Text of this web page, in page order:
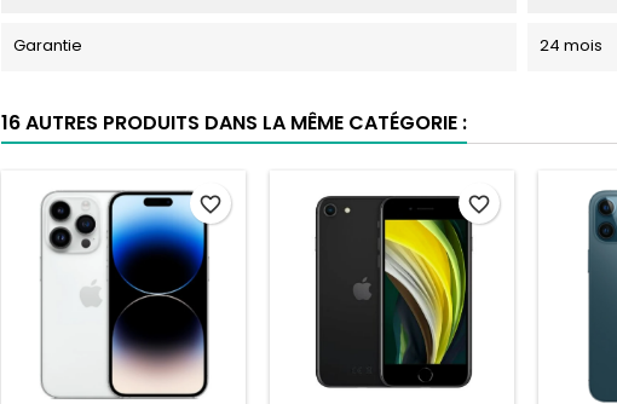
Garantie 24 mois
16 AUTRES PRODUITS DANS LA MÊME CATÉGORIE :
favorite_border favorite_border